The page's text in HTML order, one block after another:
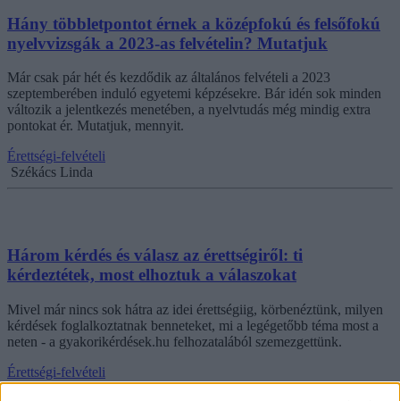
Hány többletpontot érnek a középfokú és felsőfokú
nyelvvizsgák a 2023-as felvételin? Mutatjuk
Már csak pár hét és kezdődik az általános felvételi a 2023
szeptemberében induló egyetemi képzésekre. Bár idén sok minden
változik a jelentkezés menetében, a nyelvtudás még mindig extra
pontokat ér. Mutatjuk, mennyit.
Érettségi-felvételi
Székács Linda
Három kérdés és válasz az érettségiről: ti
kérdeztétek, most elhoztuk a válaszokat
Mivel már nincs sok hátra az idei érettségiig, körbenéztünk, milyen
kérdések foglalkoztatnak benneteket, mi a legégetőbb téma most a
neten - a gyakorikérdések.hu felhozatalából szemezgettünk.
Érettségi-felvételi
Bezzeg Hanna